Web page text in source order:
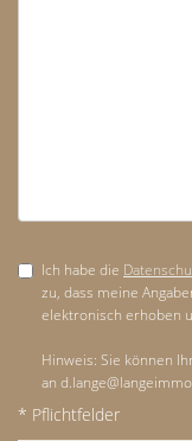
Ich habe die
zu, dass meine
elektronisch erhoben
Hinweis: Sie können
an
* Pflichtfelder